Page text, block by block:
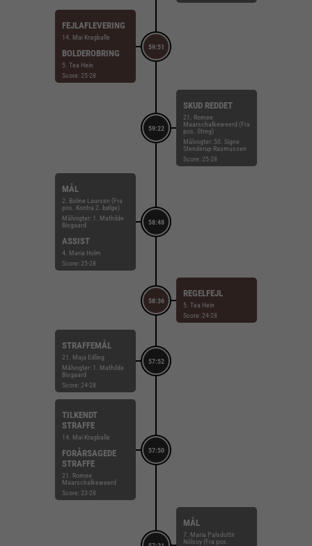
59:51
FEJLAFLEVERING
14. Mai Kragballe
BOLDEROBRING
5. Tea Hein
Score: 25-28
59:22
SKUD REDDET
21. Romee
Maarschalkeweerd (Fra
pos. Streg)
Målvogter: 50. Signe
Stenderup Rasmussen
Score: 25-28
58:48
MÅL
2. Boline Laursen (Fra
pos. Kontra 2. bølge)
Målvogter: 1. Mathilde
Bisgaard
ASSIST
4. Maria Holm
Score: 25-28
58:36
REGELFEJL
5. Tea Hein
Score: 24-28
57:52
STRAFFEMÅL
21. Maja Edling
Målvogter: 1. Mathilde
Bisgaard
Score: 24-28
57:50
TILKENDT
STRAFFE
14. Mai Kragballe
FORÅRSAGEDE
STRAFFE
21. Romee
Maarschalkeweerd
Score: 23-28
MÅL
7. Maria Palsdottir
Nólsoy (Fra pos.